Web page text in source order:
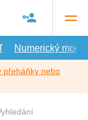
Numerický model
přeháňky nebo